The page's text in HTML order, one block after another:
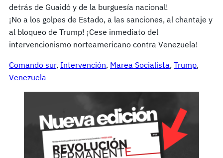
detrás de Guaidó y de la burguesía nacional!
¡No a los golpes de Estado, a las sanciones, al chantaje y
al bloqueo de Trump! ¡Cese inmediato del
intervencionismo norteamericano contra Venezuela!
Comando sur, Intervención, Marea Socialista, Trump
Venezuela